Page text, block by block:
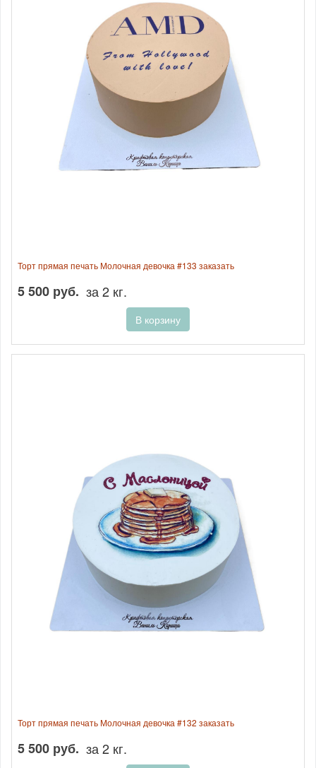
Торт прямая печать Молочная девочка #133 заказать
5 500 руб. за 2 кг.
В корзину
Торт прямая печать Молочная девочка #132 заказать
5 500 руб. за 2 кг.